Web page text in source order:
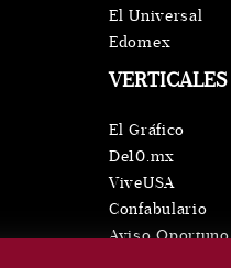
VERTICALES
El Gráfico
De10.mx
ViveUSA
Confabulario
Aviso Oportuno
El Universal
Edomex